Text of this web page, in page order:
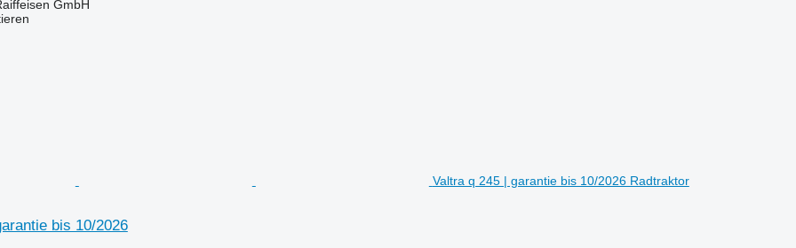
GmbH
Valtra q 245 | garantie bis 10/2026 Radtraktor
bis 10/2026